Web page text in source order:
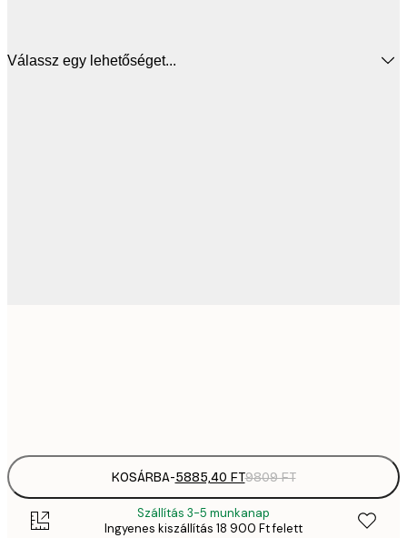
Válassz egy lehetőséget...
KOSÁRBA-5885,40 FT9809 FT
Szállítás 3-5 munkanap
Ingyenes kiszállítás 18 900 Ft felett